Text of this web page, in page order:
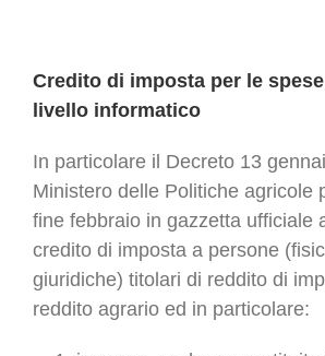
Credito di imposta per le
livello informatico
In particolare il Decreto 13
Ministero delle Politiche agricole
fine febbraio in gazzetta ufficiale
credito di imposta a persone
giuridiche) titolari di reddito di
reddito agrario ed in particolare: